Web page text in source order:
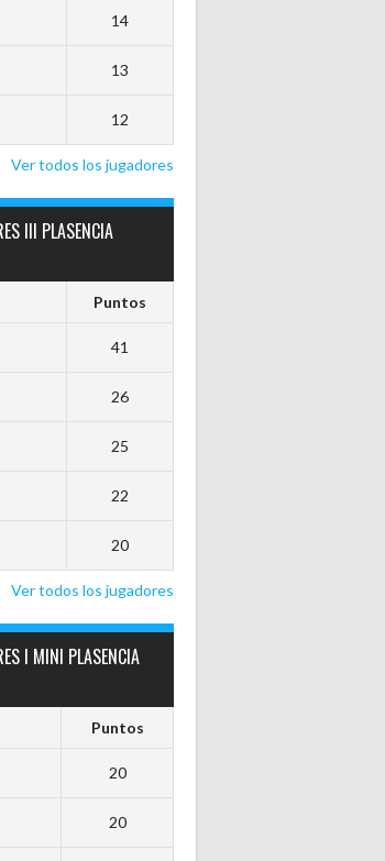
14
13
12
Ver todos los jugadores
III PLASENCIA
Puntos
41
26
25
22
20
Ver todos los jugadores
I MINI PLASENCIA
Puntos
20
20